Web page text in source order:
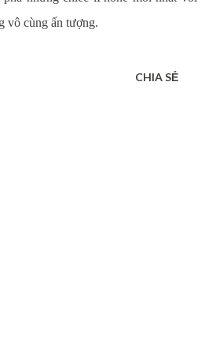
vô cùng ấn tượng.
CHIA SẺ